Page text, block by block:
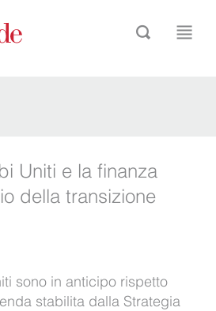
Uniti e la finanza
della transizione
sono in anticipo rispetto
stabilita dalla Strategia